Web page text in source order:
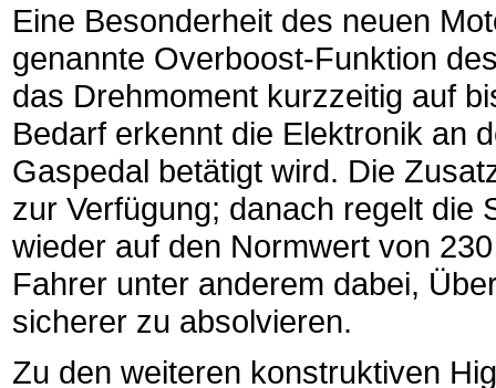
Eine Besonderheit des neuen
genannte Overboost-Funktion
das Drehmoment kurzzeitig auf
Bedarf erkennt die Elektronik an
Gaspedal betätigt wird. Die
zur Verfügung; danach regelt die
wieder auf den Normwert von
Fahrer unter anderem dabei,
sicherer zu absolvieren.
Zu den weiteren konstruktiven